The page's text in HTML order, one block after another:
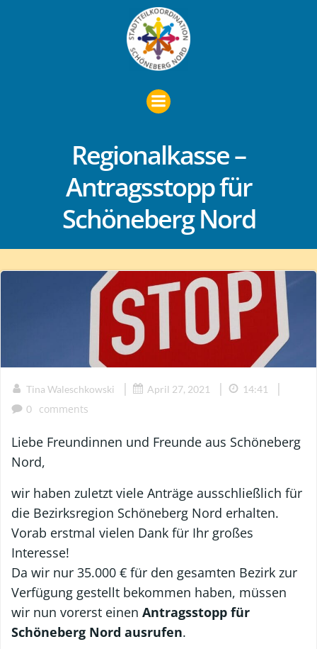
Zum
Inhalt
springen
Regionalkasse –
Antragsstopp für
Schöneberg Nord
Tina Waleschkowski | April 27, 2021 | 14:41 |
0 comments
Liebe Freundinnen und Freunde aus Schöneberg
Nord,
wir haben zuletzt viele Anträge ausschließlich für
die Bezirksregion Schöneberg Nord erhalten.
Vorab erstmal vielen Dank für Ihr großes
Interesse!
Da wir nur 35.000 € für den gesamten Bezirk zur
Verfügung gestellt bekommen haben, müssen
wir nun vorerst einen Antragsstopp für
Schöneberg Nord ausrufen.